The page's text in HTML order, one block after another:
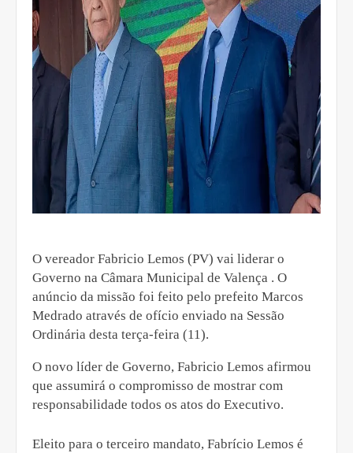
O vereador Fabricio Lemos (PV) vai liderar o
Governo na Câmara Municipal de Valença . O
anúncio da missão foi feito pelo prefeito Marcos
Medrado através de ofício enviado na Sessão
Ordinária desta terça-feira (11).
O novo líder de Governo, Fabricio Lemos afirmou
que assumirá o compromisso de mostrar com
responsabilidade todos os atos do Executivo.
Eleito para o terceiro mandato, Fabrício Lemos é